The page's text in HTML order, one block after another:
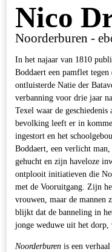
Nico
Noorderburen -
In het najaar van 1810
Boddaert een pamflet tegen
ontluisterde Natie der
verbanning voor drie jaar
Texel waar de
bevolking leeft er in
ingestort en het
Boddaert, een verlicht
gehucht en zijn haveloze
ontplooit initiatieven die
met de Vooruitgang. Zijn
vrouwen, maar de mannen
blijkt dat de banneling in
jonge weduwe uit het dorp,
Noorderburen is een